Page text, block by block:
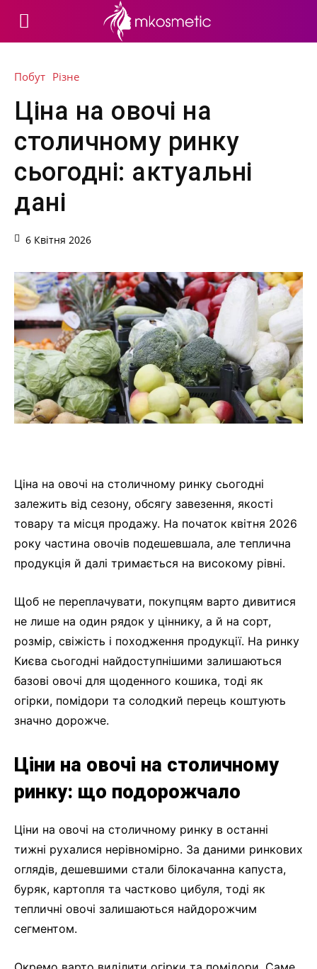
Побут Різне
Ціна на овочі на
столичному ринку
сьогодні: актуальні
дані
6 Квітня 2026
Ціна на овочі на столичному ринку сьогодні
залежить від сезону, обсягу завезення, якості
товару та місця продажу. На початок квітня 2026
року частина овочів подешевшала, але теплична
продукція й далі тримається на високому рівні.
Щоб не переплачувати, покупцям варто дивитися
не лише на один рядок у ціннику, а й на сорт,
розмір, свіжість і походження продукції. На ринку
Києва сьогодні найдоступнішими залишаються
базові овочі для щоденного кошика, тоді як
огірки, помідори та солодкий перець коштують
значно дорожче.
Ціни на овочі на столичному
ринку: що подорожчало
Ціни на овочі на столичному ринку в останні
тижні рухалися нерівномірно. За даними ринкових
оглядів, дешевшими стали білокачанна капуста,
буряк, картопля та частково цибуля, тоді як
тепличні овочі залишаються найдорожчим
сегментом.